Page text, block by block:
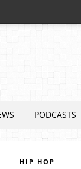
PODCASTS
HIP HOP